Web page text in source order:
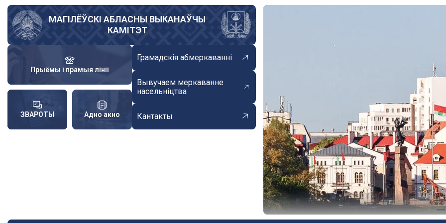
Skip
main
content
МАГІЛЁЎСКІ АБЛАСНЫ ВЫКАНАЎЧЫ
КАМІТЭТ
Прыёмы і прамыя лініі
ЗВАРОТЫ Адно акно
Грамадскія абмеркаванні
Вывучаем меркаванне
насельніцтва
Кантакты